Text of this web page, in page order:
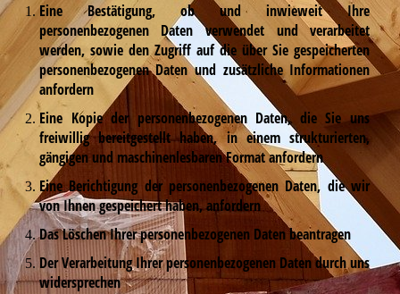
Eine Bestätigung, ob und inwieweit Ihre
personenbezogenen Daten verwendet und verarbeitet
werden, sowie den Zugriff auf die über Sie gespeicherten
personenbezogenen Daten und zusätzliche Informationen
anfordern
Eine Kopie der personenbezogenen Daten, die Sie uns
freiwillig bereitgestellt haben, in einem strukturierten,
gängigen und maschinenlesbaren Format anfordern
Eine Berichtigung der personenbezogenen Daten, die wir
von Ihnen gespeichert haben, anfordern
Das Löschen Ihrer personenbezogenen Daten beantragen
Der Verarbeitung Ihrer personenbezogenen Daten durch uns
widersprechen